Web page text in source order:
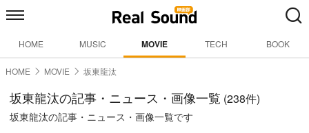
HOME MUSIC MOVIE TECH BOOK
HOME MOVIE 坂東龍汰
坂東龍汰の記事・ニュース・画像一覧 (238件)
坂東龍汰の記事・ニュース・画像一覧です